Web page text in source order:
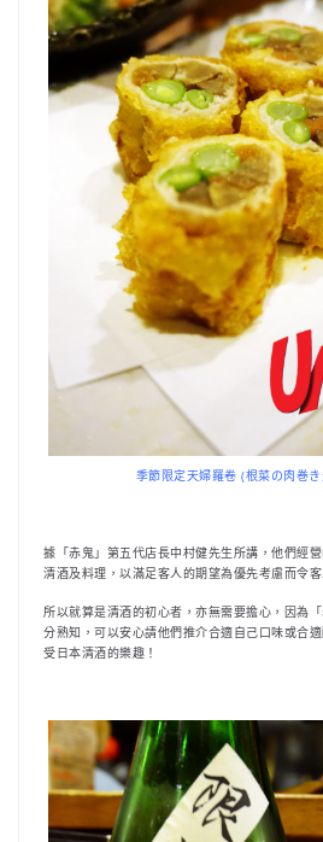
季節限定天婦羅卷 (根菜の肉巻
據「赤鬼」第五代店長中村健先生所講，他們經
清酒及料理，以滿足客人的期望為優先考慮而令
所以就算是清酒的初心者，亦無需要擔心，因為
分熟知，可以安心請他們推介合適自己口味或合
受日本清酒的樂趣！